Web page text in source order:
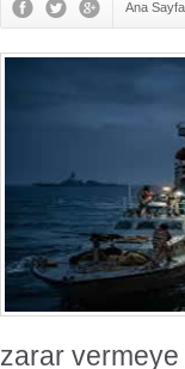
Ana Sayfa
zarar vermeye